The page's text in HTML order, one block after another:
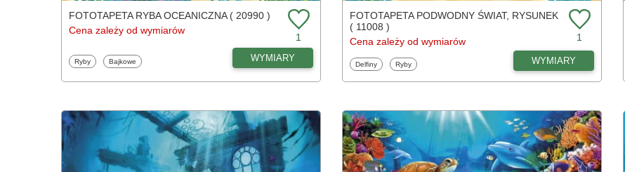
FOTOTAPETA RYBA OCEANICZNA ( 20990 )
Cena zależy od wymiarów
1
Fototapety
Ryby Fototapety
Bajkowe WYMIARY
FOTOTAPETA PODWODNY ŚWIAT, RYSUNEK
( 11008 )
Cena zależy od wymiarów
1
Fototapety
Delfiny Fototapety
Ryby WYMIARY